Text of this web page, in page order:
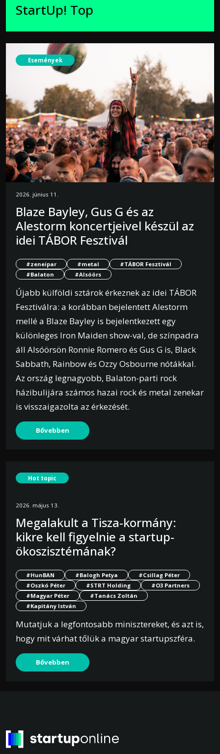
StartUp! Top
Események
2026. június 11.
Blaze Bayley, Gus G és az
Alestorm koncertjeivel készül az
idei TÁBOR Fesztivál
#zeneipar #metal
#TÁBOR Fesztivál
#Balaton
#Alsóörs
Újabb külföldi sztárok érkeznek az idei TÁBOR
Fesztiválra: a korábban bejelentett Alestorm
mellé a Blaze Bayley is bejelentkezett egy
különleges Iron Maiden show-val, de színpadra
áll Alsóörsön Ronnie Romero és Gus G is, Black
Sabbath, Rainbow és Ozzy Osbourne nótákkal.
Az ország legnagyobb, Balaton-parti rock
házibulijára számos hazai rock és metal zenekar
is visszaigazolta az érkezését.
Bővebben
Hot topic
2026. május 13.
Megalakult a Tisza-kormány:
kikre kell figyelnie a startup-
ökoszisztémának?
#HunBAN #Balogh Petya
#Csillag Péter
#Oszkó Péter
#STRT Holding
#O3 Partners
#Magyar Péter
#Tanács Zoltán
#Kapitány István
Mutatjuk a legfontosabb minisztereket, és azt is,
hogy mit várhat tőlük a magyar startupszféra.
Bővebben